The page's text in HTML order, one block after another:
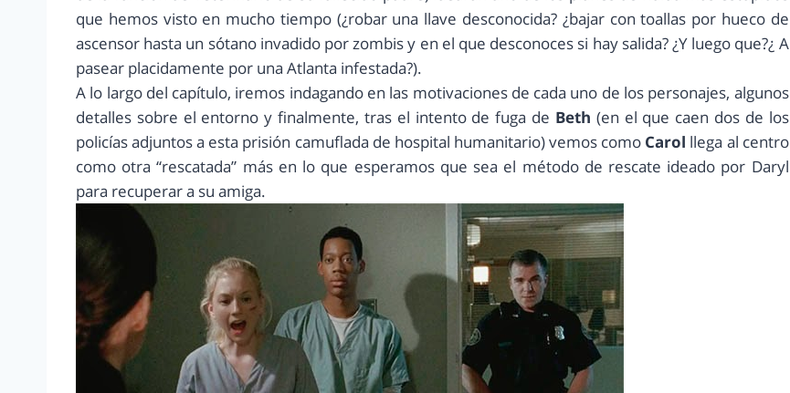
que hemos visto en mucho tiempo (¿robar una llave desconocida? ¿bajar con toallas por hueco de
ascensor hasta un sótano invadido por zombis y en el que desconoces si hay salida? ¿Y luego que?¿ A
pasear placidamente por una Atlanta infestada?).
A lo largo del capítulo, iremos indagando en las motivaciones de cada uno de los personajes, algunos
detalles sobre el entorno y finalmente, tras el intento de fuga de Beth (en el que caen dos de los
policías adjuntos a esta prisión camuflada de hospital humanitario) vemos como Carol llega al centro
como otra “rescatada” más en lo que esperamos que sea el método de rescate ideado por Daryl
para recuperar a su amiga.